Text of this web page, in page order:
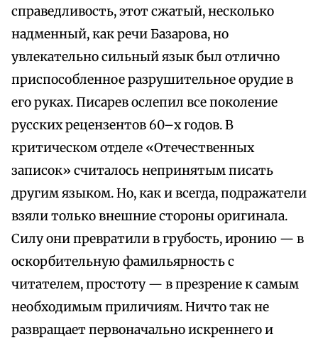
справедливость, этот сжатый, несколько
надменный, как речи Базарова, но
увлекательно сильный язык был отлично
приспособленное разрушительное орудие в
его руках. Писарев ослепил все поколение
русских рецензентов 60–х годов. В
критическом отделе «Отечественных
записок» считалось непринятым писать
другим языком. Но, как и всегда, подражатели
взяли только внешние стороны оригинала.
Силу они превратили в грубость, иронию — в
оскорбительную фамильярность с
читателем, простоту — в презрение к самым
необходимым приличиям. Ничто так не
развращает первоначально искреннего и